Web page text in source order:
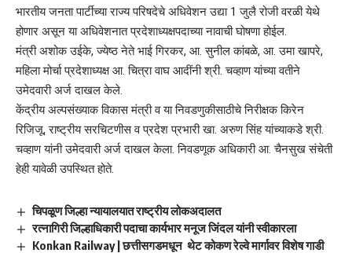
भारतीय जनता पार्टीच्या राज्य परिषदेचे अधिवेशन उद्या 1 जुलै रोजी वरळी येथे
होणार असून या अधिवेशनात प्रदेशाध्यक्षपदाच्या नावाची घोषणा होईल.
मंत्री अशोक उईके, ज्येष्ठ नेते भाई गिरकर, आ. सुनील कांबळे, आ. उमा खापरे,
महिला मोर्चा प्रदेशाध्यक्ष आ. चित्रा वाघ आदींनी श्री. चव्हाण यांच्या वतीने
उमेदवारी अर्ज दाखल केले.
केंद्रीय अल्पसंख्याक विकास मंत्री व या निवडणुकीसाठीचे निरीक्षक किरेन
रिजिजू, राष्ट्रीय सरचिटणीस व प्रदेश प्रभारी खा. अरुण सिंह यांच्याकडे श्री.
चव्हाण यांनी उमेदवारी अर्ज दाखल केला. निवडणूक अधिकारी आ. चैनसुख संचेती
हेही यावेळी उपस्थित होते.
चिपळूण जिल्हा न्यायालयात राष्ट्रीय लोकअदालत
रत्नागिरी जिल्हाधिकारी पदाचा कार्यभार मनूज जिंदल यांनी स्वीकारला
Konkan Railway | छत्तीसगडमधून थेट कोकण रेल्वे मार्गावर विशेष गाडी